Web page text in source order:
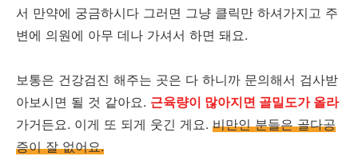
서 만약에 궁금하시다 그러면 그냥 클릭만 하셔가지고 주
변에 의원에 아무 데나 가셔서 하면 돼요.
보통은 건강검진 해주는 곳은 다 하니까 문의해서 검사받
아보시면 될 것 같아요. 근육량이 많아지면 골밀도가 올라
가거든요. 이게 또 되게 웃긴 게요. 비만인 분들은 골다공
증이 잘 없어요.